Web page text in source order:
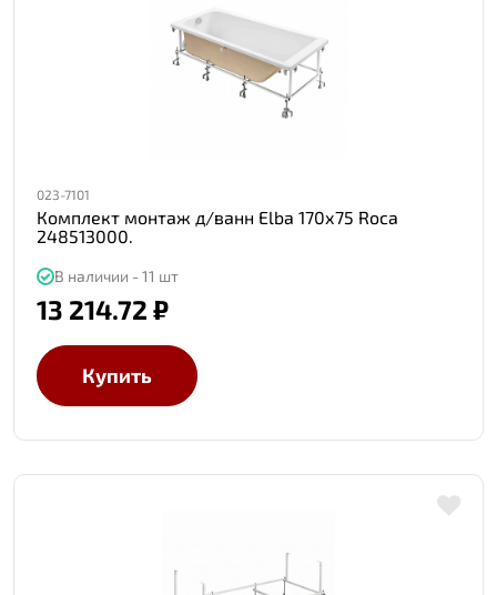
023-7101
Комплект монтаж д/ванн Elba 170х75 Roca
248513000.
В наличии - 11 шт
13 214.72 ₽
Купить